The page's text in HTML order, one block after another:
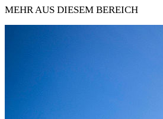
MEHR AUS DIESEM BEREICH